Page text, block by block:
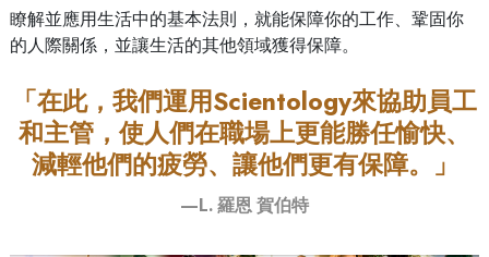
瞭解並應用生活中的基本法則，就能保障你的工作、鞏固你
的人際關係，並讓生活的其他領域獲得保障。
「在此，我們運用Scientology來協助員工
和主管，使人們在職場上更能勝任愉快、
減輕他們的疲勞、讓他們更有保障。」
—L. 羅恩 賀伯特